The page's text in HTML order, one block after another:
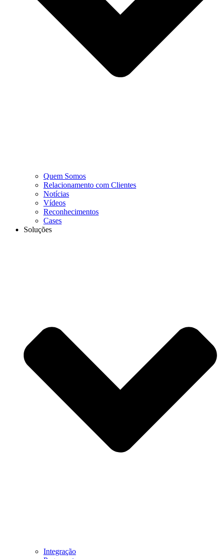
Quem Somos
Relacionamento com Clientes
Notícias
Vídeos
Reconhecimentos
Cases
Soluções
Integração